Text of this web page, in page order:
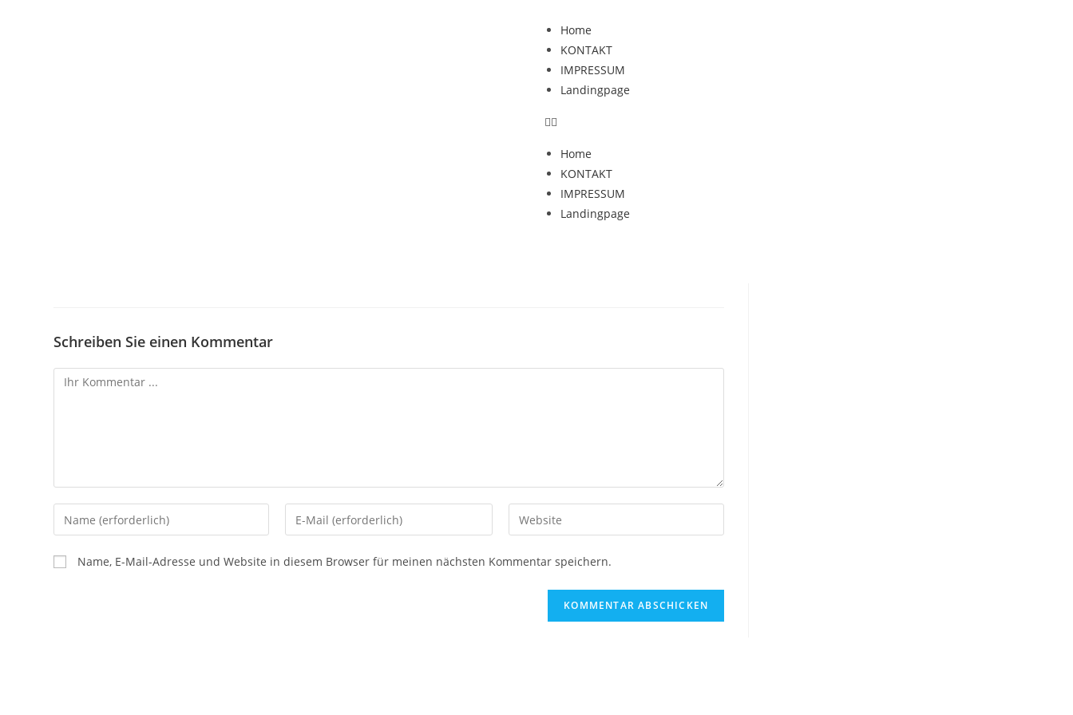
Home
KONTAKT
IMPRESSUM
Landingpage
Home
KONTAKT
IMPRESSUM
Landingpage
Schreiben Sie einen Kommentar
Name, E-Mail-Adresse und Website in diesem Browser für meinen nächsten Kommentar speichern.